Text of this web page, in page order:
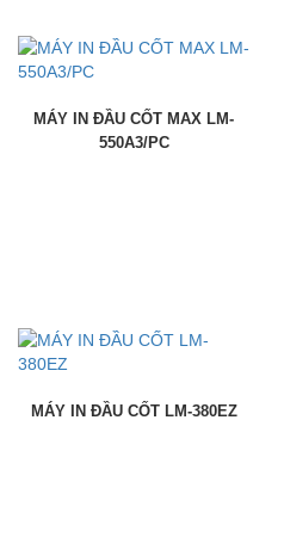
MÁY IN ĐẦU CỐT MAX LM-
550A3/PC
MÁY IN ĐẦU CỐT LM-380EZ